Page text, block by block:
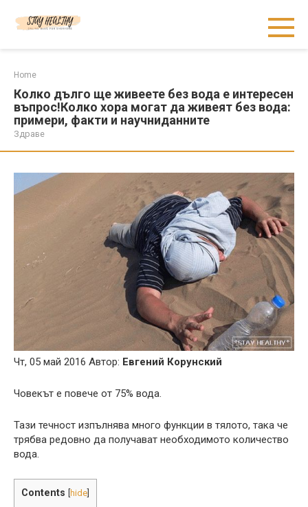
Home
Колко дълго ще живеете без вода е интересен
въпрос!Колко хора могат да живеят без вода:
примери, факти и научниданните
Здраве
Чт, 05 май 2016 Автор: Евгений Корунский
Човекът е повече от 75% вода.
Тази течност изпълнява много функции в тялото, така че
трябва редовно да получават необходимото количество
вода.
Contents [hide]